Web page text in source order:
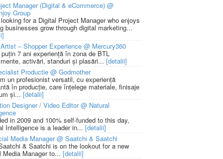
Manager (Digital & eCommerce) @
Group
for a Digital Project Manager who enjoys
businesses grow through digital marketing...
– Shopper Experience @ Mercury360
7 ani experiență în zona de BTL
activări, standuri și plasări... [detalii]
Productie @ Godmother
un profesionist versatil, cu experiență
în producție, care înțelege materiale, finisaje
și... [detalii]
Designer / Video Editor @ Natural
in 2009 and 100% self-funded to this day,
Intelligence is a leader in... [detalii]
Media Manager @ Saatchi & Saatchi
& Saatchi is on the lookout for a new
Media Manager to... [detalii]